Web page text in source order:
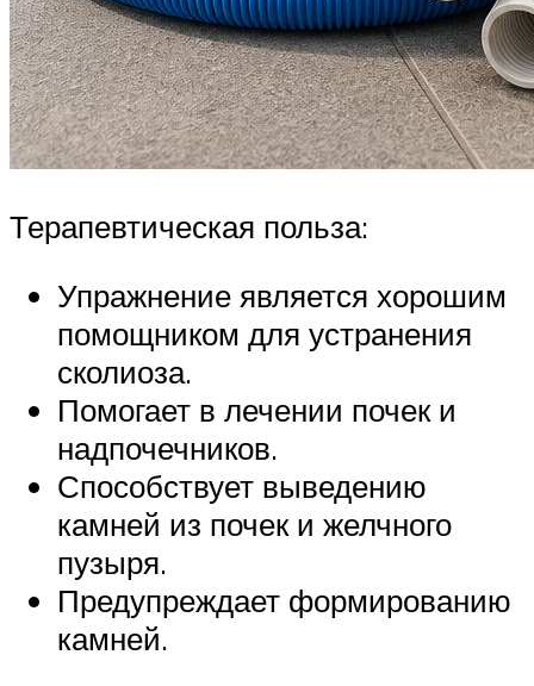
Терапевтическая польза:
Упражнение является хорошим
помощником для устранения
сколиоза.
Помогает в лечении почек и
надпочечников.
Способствует выведению
камней из почек и желчного
пузыря.
Предупреждает формированию
камней.